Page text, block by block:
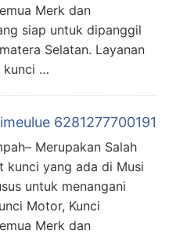
Merk dan
siap untuk dipanggil
Selatan. Layanan
kunci …
6281277700191
Merupakan Salah
kunci yang ada di Musi
untuk menangani
Motor, Kunci
Merk dan